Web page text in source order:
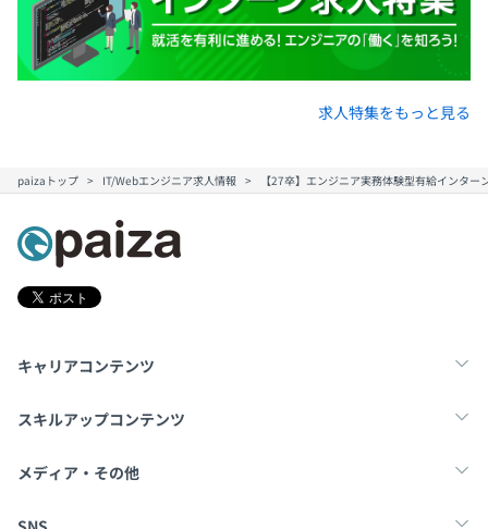
求人特集をもっと見る
paizaトップ IT/Webエンジニア求人情報 【27卒】エンジニア実務体験型有給インタ
キャリアコンテンツ
転職・キャリア
スキルアップコンテンツ
学習
メディア・その他
Tech Team Journal